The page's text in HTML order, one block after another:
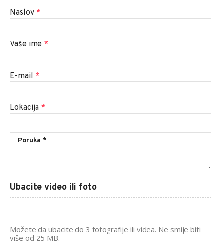
Naslov *
Vaše ime *
E-mail *
Lokacija *
Ubacite video ili foto
Možete da ubacite do 3 fotografije ili videa. Ne smije biti
više od 25 MB.